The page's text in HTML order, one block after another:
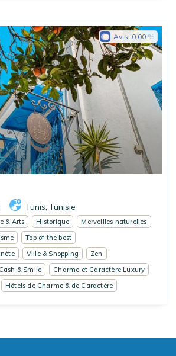
Tunis, Tunisie
Avis: 0.00
& Arts Historique
Merveilles naturelles
Top of the best
Ville & Shopping
Zen
Cash & Smile
Charme et Caractère Luxury
Hôtels de Charme & de Caractère